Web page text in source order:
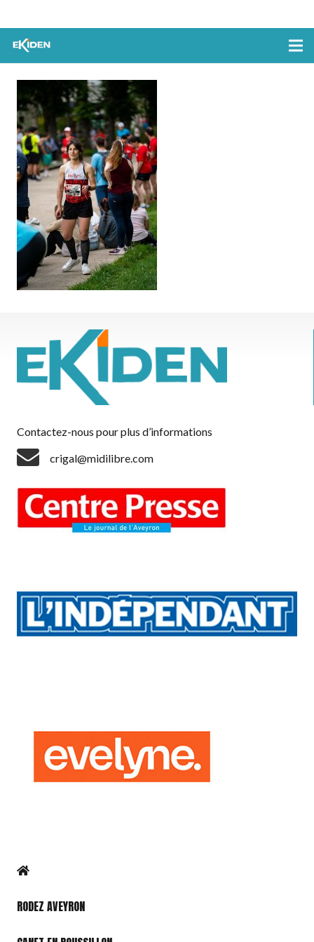
Contactez-nous pour plus d’informations
crigal@midilibre.com
RODEZ AVEYRON